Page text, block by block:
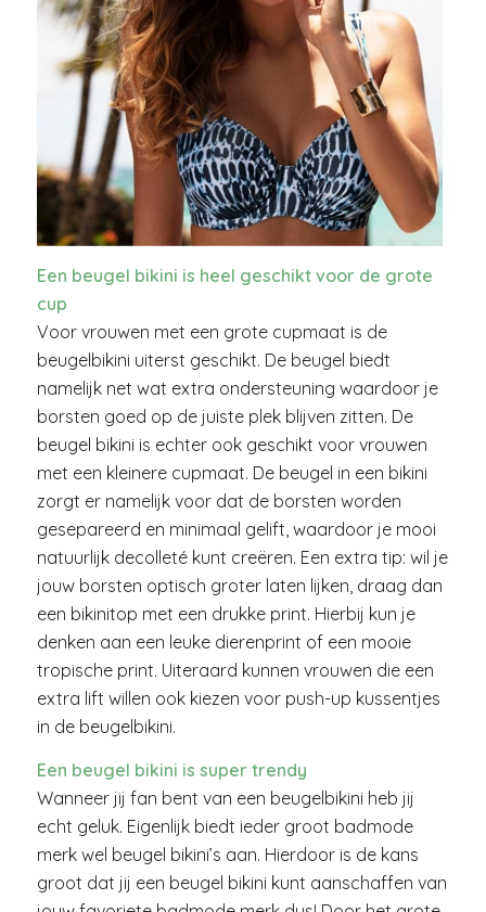
Een beugel bikini is heel geschikt voor de grote
cup
Voor vrouwen met een grote cupmaat is de
beugelbikini uiterst geschikt. De beugel biedt
namelijk net wat extra ondersteuning waardoor je
borsten goed op de juiste plek blijven zitten. De
beugel bikini is echter ook geschikt voor vrouwen
met een kleinere cupmaat. De beugel in een bikini
zorgt er namelijk voor dat de borsten worden
gesepareerd en minimaal gelift, waardoor je mooi
natuurlijk decolleté kunt creëren. Een extra tip: wil je
jouw borsten optisch groter laten lijken, draag dan
een bikinitop met een drukke print. Hierbij kun je
denken aan een leuke dierenprint of een mooie
tropische print. Uiteraard kunnen vrouwen die een
extra lift willen ook kiezen voor push-up kussentjes
in de beugelbikini.
Een beugel bikini is super trendy
Wanneer jij fan bent van een beugelbikini heb jij
echt geluk. Eigenlijk biedt ieder groot badmode
merk wel beugel bikini’s aan. Hierdoor is de kans
groot dat jij een beugel bikini kunt aanschaffen van